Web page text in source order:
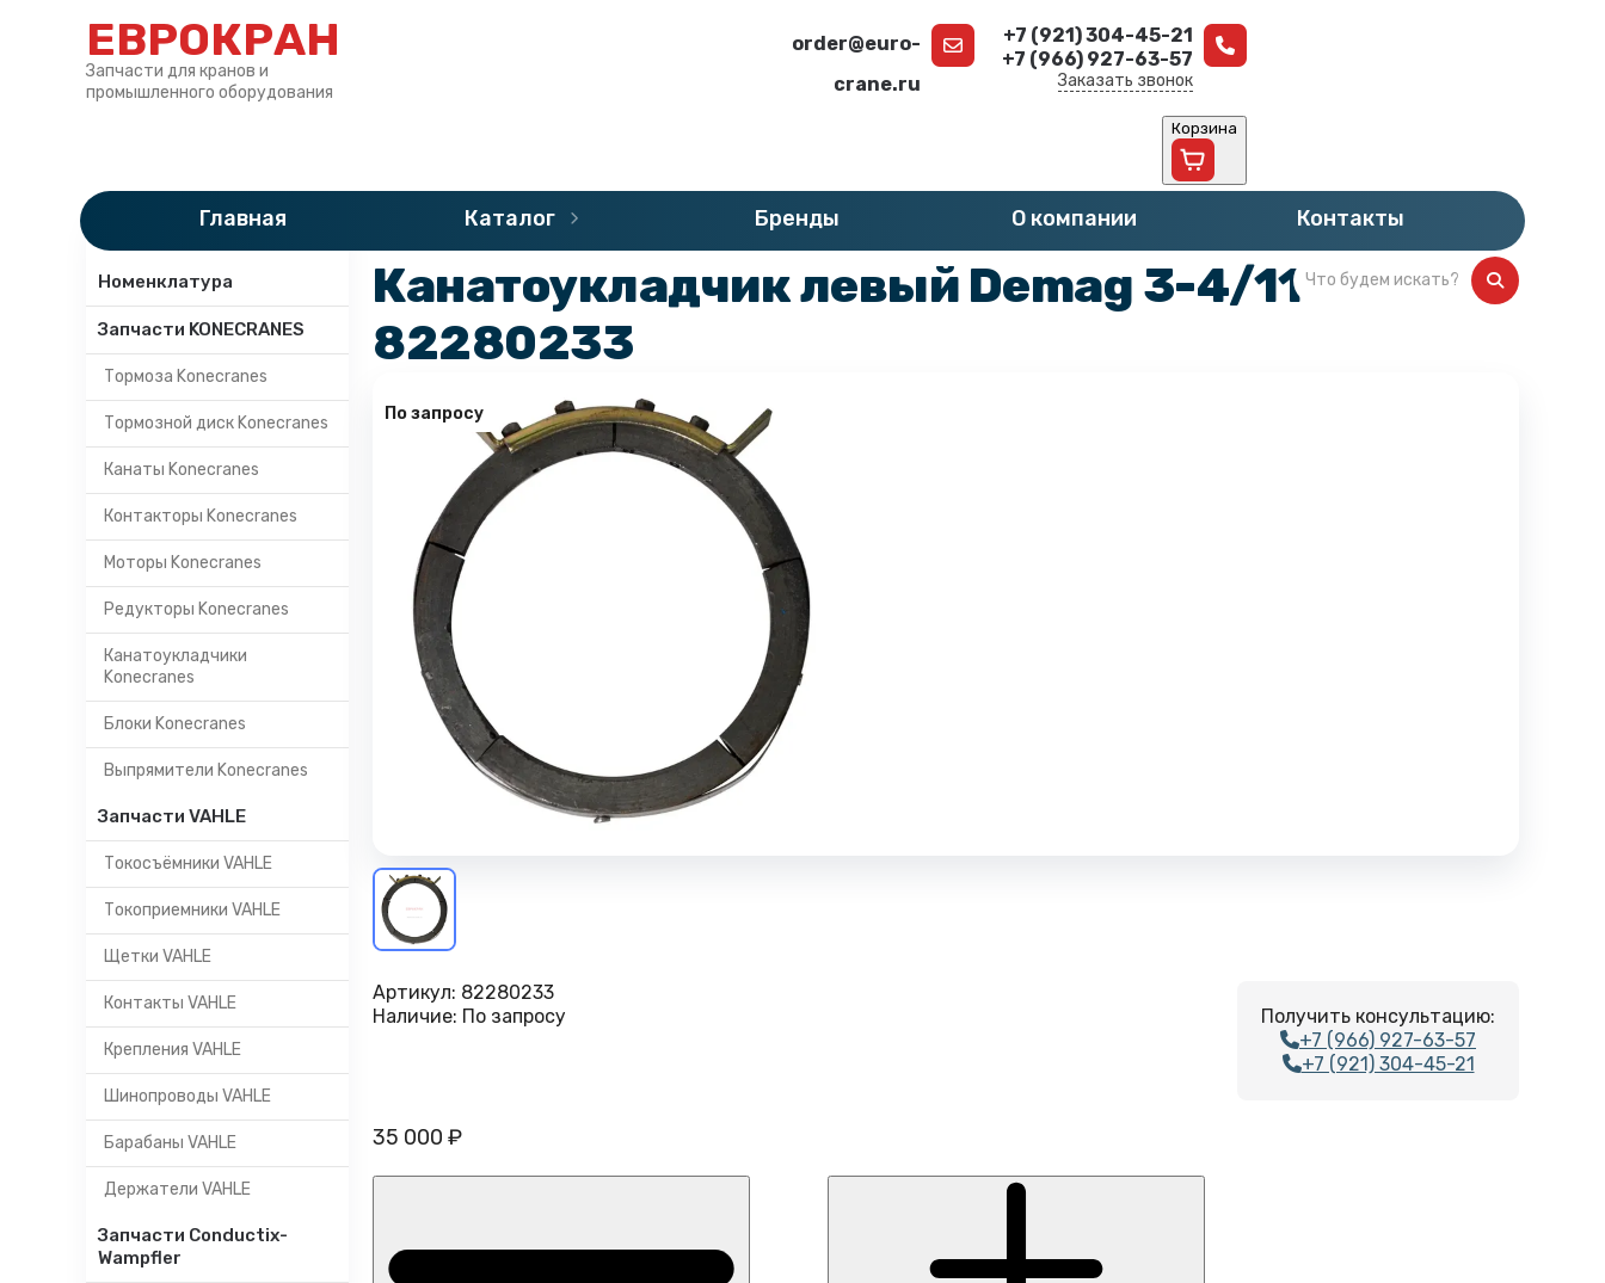
ЕВРОКРАН
Запчасти для кранов и
промышленного оборудования
order@euro-
crane.ru
+7 (921) 304-45-21
+7 (966) 927-63-57
Заказать звонок
Корзина
Главная Каталог Бренды О компании Контакты
Категории
Номенклатура
Запчасти KONECRANES
Тормоза Konecranes
Тормозной диск Konecranes
Канаты Konecranes
Контакторы Konecranes
Моторы Konecranes
Редукторы Konecranes
Канатоукладчики
Konecranes
Блоки Konecranes
Выпрямители Konecranes
Запчасти VAHLE
Токосъёмники VAHLE
Токоприемники VAHLE
Щетки VAHLE
Контакты VAHLE
Крепления VAHLE
Шинопроводы VAHLE
Барабаны VAHLE
Держатели VAHLE
Запчасти Conductix-
Wampfler
»Каталог » Запчасти DEMAG Канатоукладчики DEMAG
Канатоукладчик левый Demag 3-4/11
82280233
По запросу
Получить консультацию:
+7 (966) 927-63-57
+7 (921) 304-45-21
Артикул: 82280233
Наличие: По запросу
35 000 ₽